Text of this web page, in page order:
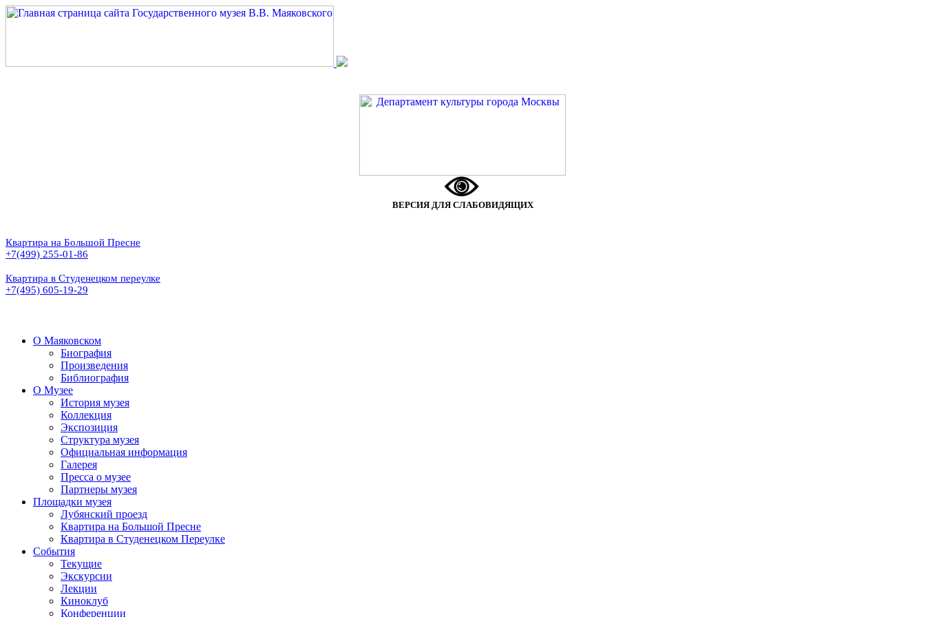
ВЕРСИЯ ДЛЯ СЛАБОВИДЯЩИХ
Квартира на Большой Пресне
+7(499) 255-01-86
Квартира в Студенецком переулке
+7(495) 605-19-29
О Маяковском
Биография
Произведения
Библиография
О Музее
История музея
Коллекция
Экспозиция
Структура музея
Официальная информация
Галерея
Пресса о музее
Партнеры музея
Площадки музея
Лубянский проезд
Квартира на Большой Пресне
Квартира в Студенецком Переулке
События
Текущие
Экскурсии
Лекции
Киноклуб
Конференции